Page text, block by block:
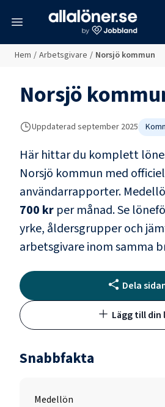
Hem / Arbetsgivare / Norsjö kommun
Norsjö
Uppdaterad september 2025
Här hittar du komplett
Norsjö kommun med
användarrapporter.
700 kr per månad.Se
yrke, åldersgrupper och
arbetsgivare inom samma
Dela
Lägg till din
Snabbfakta
Medellön